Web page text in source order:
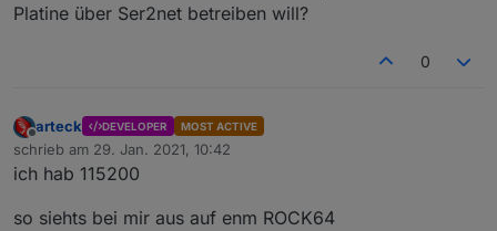
Platine über Ser2net betreiben will?
0
Offline
arteck DEVELOPER MOST ACTIVE
schrieb am 29. Jan. 2021, 10:42
zuletzt editiert von
ich hab 115200
so siehts bei mir aus auf enm ROCK64